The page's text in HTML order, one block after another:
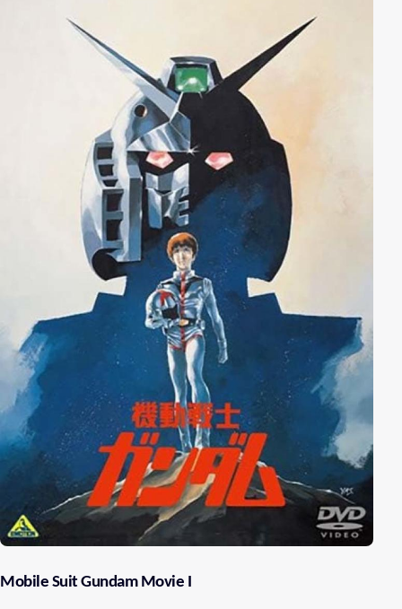
Mobile Suit Gundam Movie I